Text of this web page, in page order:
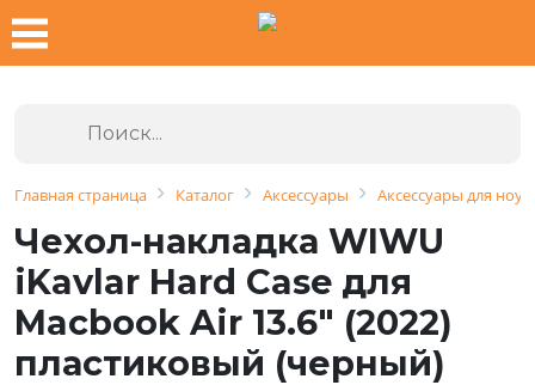
Главная страница Каталог Аксессуары Аксессуары для
Чехол-накладка WIWU
iKavlar Hard Case для
Macbook Air 13.6" (2022)
пластиковый (черный)